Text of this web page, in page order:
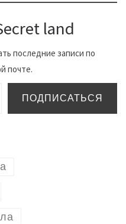
land
последние записи по
почте.
почты…
ПОДПИСАТЬСЯ